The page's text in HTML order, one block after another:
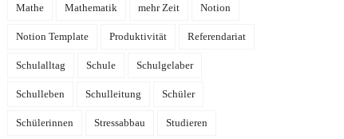
Mathe Mathematik mehr Zeit Notion
Notion Template Produktivität Referendariat
Schulalltag Schule Schulgelaber
Schulleben Schulleitung Schüler
Schülerinnen Stressabbau Studieren